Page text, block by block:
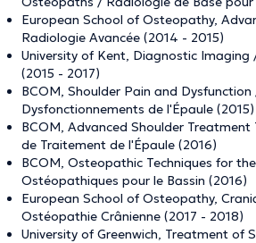
European School of Osteopathy,
Radiologie Avancée (2014 - 2015)
University of Kent, Diagnostic
(2015 - 2017)
BCOM, Shoulder Pain and
Dysfonctionnements de l'Épaule (2015)
BCOM, Advanced Shoulder Treatment
de Traitement de l'Épaule (2016)
BCOM, Osteopathic Techniques for
Ostéopathiques pour le Bassin (2016)
European School of Osteopathy,
Ostéopathie Crânienne (2017 - 2018)
University of Greenwich, Treatment of